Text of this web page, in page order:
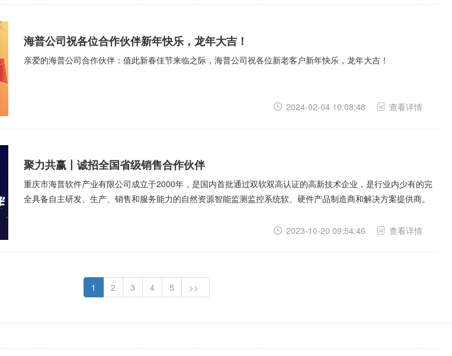
海普公司祝各位合作伙伴新年快乐，龙年大吉！
亲爱的海普公司合作伙伴：值此新春佳节来临之际，海普公司祝各位新老客户新年快乐，龙年大吉！
2024-02-04 10:08:48 查看详情
聚力共赢丨诚招全国省级销售合作伙伴
重庆市海普软件产业有限公司成立于2000年，是国内首批通过双软双高认证的高新技术企业，是行业内少有的完
全具备自主研发、生产、销售和服务能力的自然资源智能监测监控系统软、硬件产品制造商和解决方案提供商。
2023-10-20 09:54:46 查看详情
1 2 3 4 5 >>